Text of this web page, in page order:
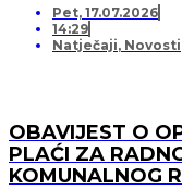
Pet, 17.07.2026
14:29
Natječaji, Novosti
OBAVIJEST O
PLAĆI ZA
KOMUNALNOG